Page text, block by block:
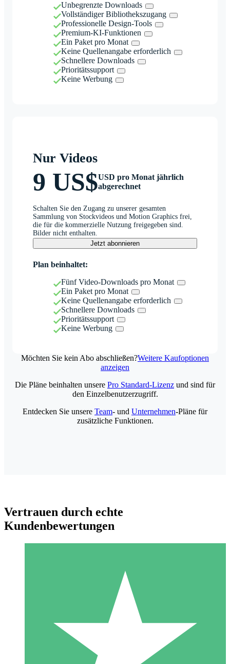
Unbegrenzte Downloads
Vollständiger Bibliothekszugang
Professionelle Design-Tools
Premium-KI-Funktionen
Ein Paket pro Monat
Keine Quellenangabe erforderlich
Schnellere Downloads
Prioritätssupport
Keine Werbung
Nur Videos
9 US$USD pro Monat jährlich
abgerechnet
Schalten Sie den Zugang zu unserer gesamten
Sammlung von Stockvideos und Motion Graphics frei,
die für die kommerzielle Nutzung freigegeben sind.
Bilder nicht enthalten.
Jetzt abonnieren
Plan beinhaltet:
Fünf Video-Downloads pro Monat
Ein Paket pro Monat
Keine Quellenangabe erforderlich
Schnellere Downloads
Prioritätssupport
Keine Werbung
Möchten Sie kein Abo abschließen?Weitere Kaufoptionen
anzeigen
Individuelle Credit-Pakete
Zahlen Sie nach Bedarf mit Download-Credits. Keine
monatliche Verpflichtung erforderlich.
Die Pläne beinhalten unsere Pro Standard-Lizenz und sind für
den Einzelbenutzerzugriff.
Entdecken Sie unsere Team- und Unternehmen-Pläne für
zusätzliche Funktionen.
Vertrauen durch echte
Kundenbewertungen